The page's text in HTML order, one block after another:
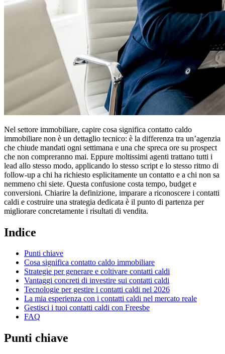
Nel settore immobiliare, capire cosa significa contatto caldo
immobiliare non è un dettaglio tecnico: è la differenza tra un’agenzia
che chiude mandati ogni settimana e una che spreca ore su prospect
che non compreranno mai. Eppure moltissimi agenti trattano tutti i
lead allo stesso modo, applicando lo stesso script e lo stesso ritmo di
follow-up a chi ha richiesto esplicitamente un contatto e a chi non sa
nemmeno chi siete. Questa confusione costa tempo, budget e
conversioni. Chiarire la definizione, imparare a riconoscere i contatti
caldi e costruire una strategia dedicata è il punto di partenza per
migliorare concretamente i risultati di vendita.
Indice
Punti chiave
Cosa significa contatto caldo immobiliare
Strategie per generare e coltivare contatti caldi
Vantaggi concreti di investire sui contatti caldi
Tecnologie per gestire i contatti caldi nel 2026
La mia esperienza con i contatti caldi nel mercato reale
Gestisci i tuoi contatti caldi con Freesbe
FAQ
Punti chiave